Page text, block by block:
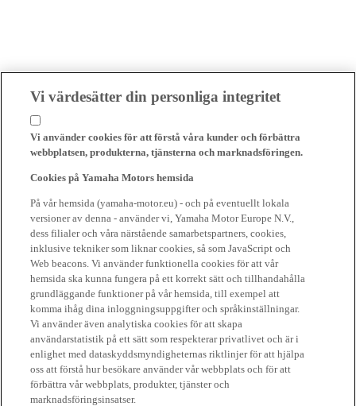
Vi värdesätter din personliga integritet
Vi använder cookies för att förstå våra kunder och förbättra
webbplatsen, produkterna, tjänsterna och marknadsföringen.
Cookies på Yamaha Motors hemsida
På vår hemsida (yamaha-motor.eu) - och på eventuellt lokala
versioner av denna - använder vi, Yamaha Motor Europe N.V.,
dess filialer och våra närstående samarbetspartners, cookies,
inklusive tekniker som liknar cookies, så som JavaScript och
Web beacons. Vi använder funktionella cookies för att vår
hemsida ska kunna fungera på ett korrekt sätt och tillhandahålla
grundläggande funktioner på vår hemsida, till exempel att
komma ihåg dina inloggningsuppgifter och språkinställningar.
Vi använder även analytiska cookies för att skapa
användarstatistik på ett sätt som respekterar privatlivet och är i
enlighet med dataskyddsmyndigheternas riktlinjer för att hjälpa
oss att förstå hur besökare använder vår webbplats och för att
förbättra vår webbplats, produkter, tjänster och
marknadsföringsinsatser.